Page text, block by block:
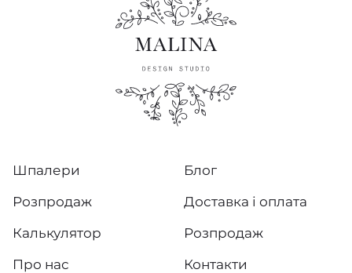
Шпалери
Розпродаж
Калькулятор
Про нас
Блог
Доставка і оплата
Розпродаж
Контакти